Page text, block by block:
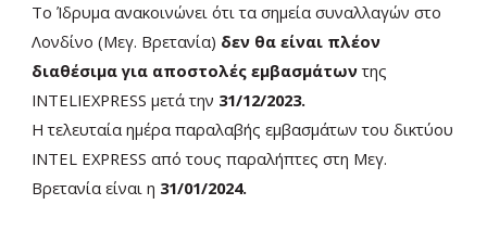
Το Ίδρυμα ανακοινώνει ότι τα σημεία συναλλαγών στο
Λονδίνο (Μεγ. Βρετανία) δεν θα είναι πλέον
διαθέσιμα για αποστολές εμβασμάτωντης
INTELIEXPRESS μετά την 31/12/2023.
Η τελευταία ημέρα παραλαβής εμβασμάτων του δικτύου
INTEL EXPRESS από τους παραλήπτες στη Μεγ.
Βρετανία είναι η 31/01/2024.